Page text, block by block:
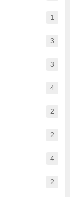
1
3
3
4
2
2
4
2